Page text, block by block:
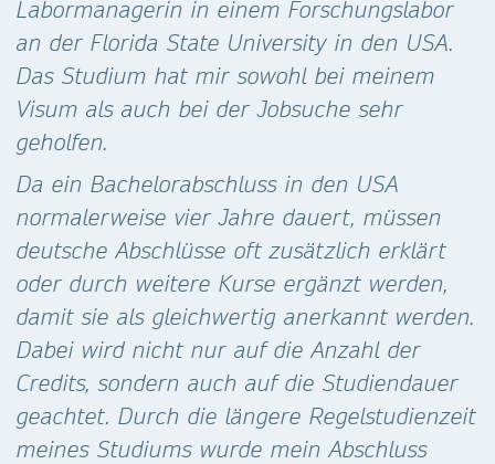
Labormanagerin in einem Forschungslabor
an der Florida State University in den USA.
Das Studium hat mir sowohl bei meinem
Visum als auch bei der Jobsuche sehr
geholfen.
Da ein Bachelorabschluss in den USA
normalerweise vier Jahre dauert, müssen
deutsche Abschlüsse oft zusätzlich erklärt
oder durch weitere Kurse ergänzt werden,
damit sie als gleichwertig anerkannt werden.
Dabei wird nicht nur auf die Anzahl der
Credits, sondern auch auf die Studiendauer
geachtet. Durch die längere Regelstudienzeit
meines Studiums wurde mein Abschluss